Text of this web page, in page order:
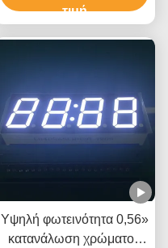
για την επιτροπή
τιμή
Υψηλή φωτεινότητα 0,56»
κατανάλωση χρώματος